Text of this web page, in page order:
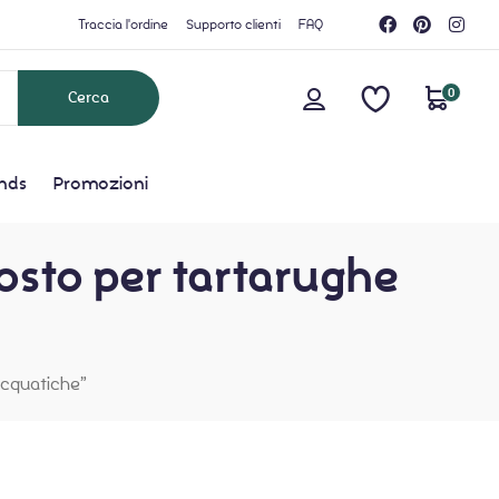
Traccia l'ordine Supporto clienti FAQ
0
Promozioni
per tartarughe